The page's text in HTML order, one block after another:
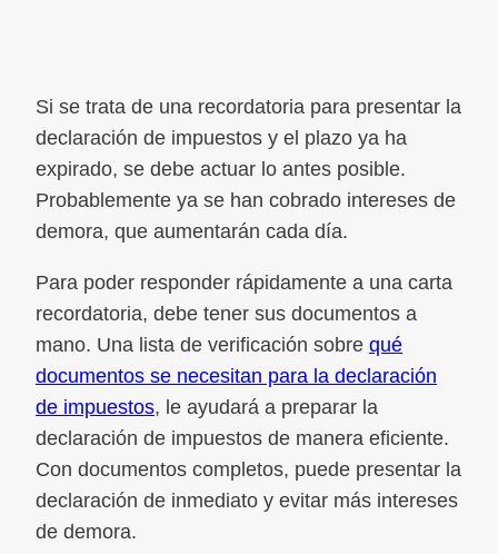
Si se trata de una recordatoria para presentar la
declaración de impuestos y el plazo ya ha
expirado, se debe actuar lo antes posible.
Probablemente ya se han cobrado intereses de
demora, que aumentarán cada día.
Para poder responder rápidamente a una carta
recordatoria, debe tener sus documentos a
mano. Una lista de verificación sobre qué
documentos se necesitan para la declaración
de impuestos, le ayudará a preparar la
declaración de impuestos de manera eficiente.
Con documentos completos, puede presentar la
declaración de inmediato y evitar más intereses
de demora.